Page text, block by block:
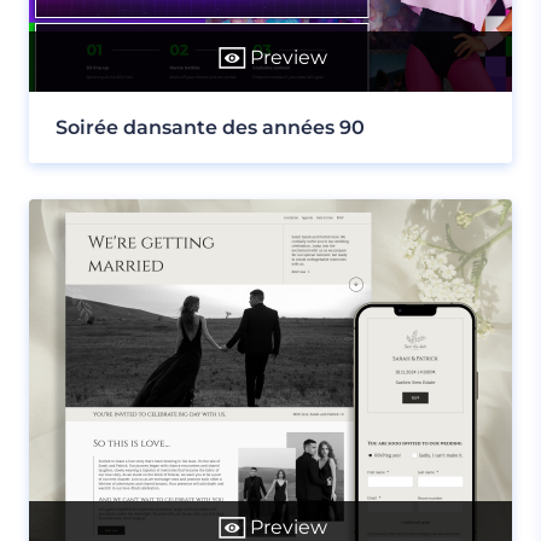
Preview
Soirée dansante des années 90
Preview